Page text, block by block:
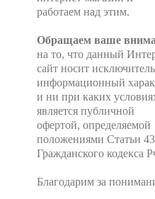
работаем над этим.
Обращаем ваше
на то, что данный
сайт носит
информационный
и ни при каких
является публичной
офертой, определяемой
положениями Статьи
Гражданского кодекса
Благодарим за